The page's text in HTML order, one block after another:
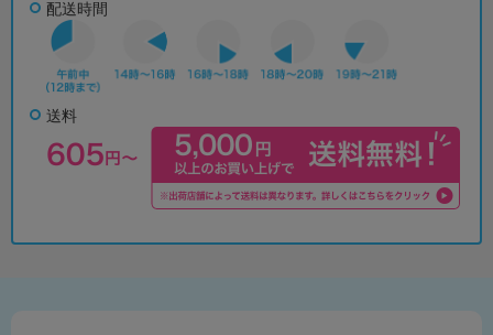
配送時間
送料